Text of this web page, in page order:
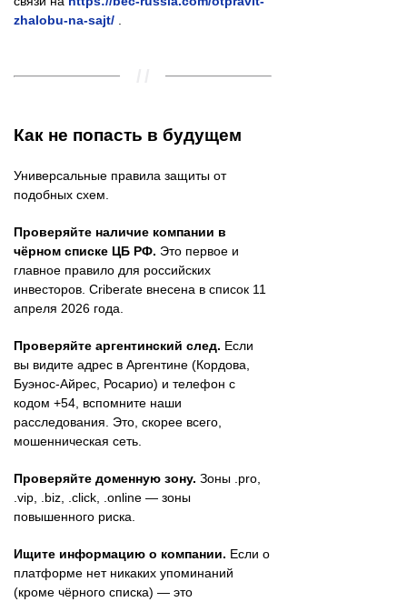
zhalobu-na-sajt/
Как не попасть в будущем
Универсальные правила защиты от
подобных схем.
Проверяйте наличие компании в
чёрном списке ЦБ РФ. Это первое и
главное правило для российских
инвесторов. Criberate внесена в список 11
апреля 2026 года.
Проверяйте аргентинский след. Если
вы видите адрес в Аргентине (Кордова,
Буэнос-Айрес, Росарио) и телефон с
кодом +54, вспомните наши
расследования. Это, скорее всего,
мошенническая сеть.
Проверяйте доменную зону. Зоны .pro,
.vip, .biz, .click, .online — зоны
повышенного риска.
Ищите информацию о компании. Если о
платформе нет никаких упоминаний
(кроме чёрного списка) — это